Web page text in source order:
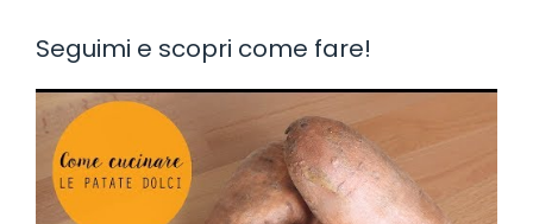
Seguimi e scopri come fare!